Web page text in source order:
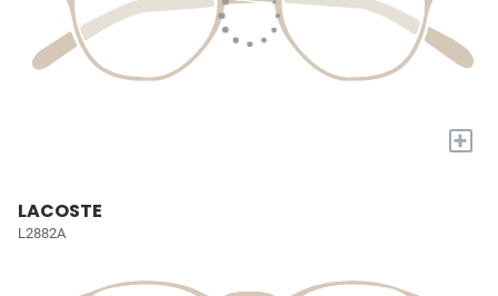
+
LACOSTE
L2882A